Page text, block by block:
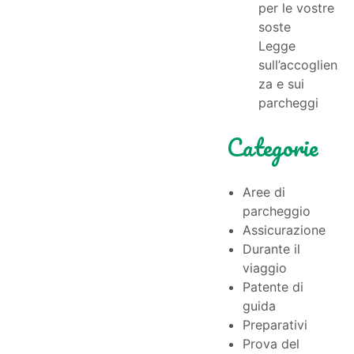
per le vostre
soste
Legge
sull’accoglien
za e sui
parcheggi
Categorie
Aree di
parcheggio
Assicurazione
Durante il
viaggio
Patente di
guida
Preparativi
Prova del